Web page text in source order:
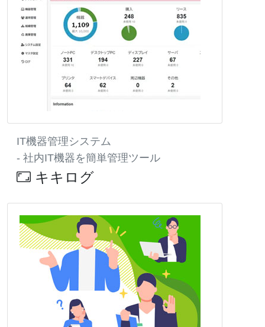
IT機器管理システム
- 社内IT機器を簡単管理ツール
キキログ